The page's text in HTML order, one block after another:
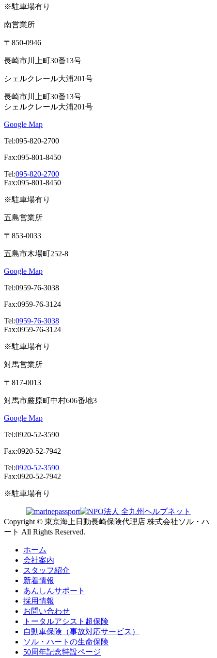
※駐車場有り
南営業所
〒850-0946
長崎市川上町30番13号
シェルクレール大浦201号
長崎市川上町30番13号
シェルクレール大浦201号
Google Map
Tel:095-820-2700
Fax:095-801-8450
Tel:095-820-2700
Fax:095-801-8450
※駐車場有り
五島営業所
〒853-0033
五島市木場町252-8
Google Map
Tel:0959-76-3038
Fax:0959-76-3124
Tel:0959-76-3038
Fax:0959-76-3124
※駐車場有り
対馬営業所
〒817-0013
対馬市厳原町中村606番地3
Google Map
Tel:0920-52-3590
Fax:0920-52-7942
Tel:0920-52-3590
Fax:0920-52-7942
※駐車場有り
Copyright © 東京海上日動長崎保険代理店 株式会社ソル・ハ
ート All Rights Reserved.
ホーム
会社案内
スタッフ紹介
新着情報
あんしんサポート
採用情報
お問い合わせ
トータルアシスト超保険
自動車保険（事故対応サービス）
ソル・ハートの生命保険
50周年記念特設ページ